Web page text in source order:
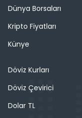
Dünya Borsaları
Kripto Fiyatları
Künye
Döviz Kurları
Döviz Çevirici
Dolar TL